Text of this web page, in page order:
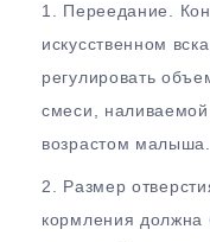
Переедание.
искусственном
регулировать
смеси, наливаемой
возрастом малыша.
Размер
кормления должна